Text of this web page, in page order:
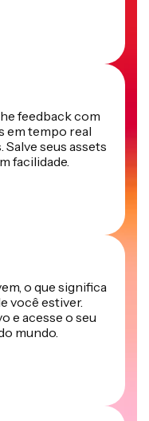
feedback com
em tempo real
seus assets
facilidade.
o que significa
você estiver.
e acesse o seu
mundo.